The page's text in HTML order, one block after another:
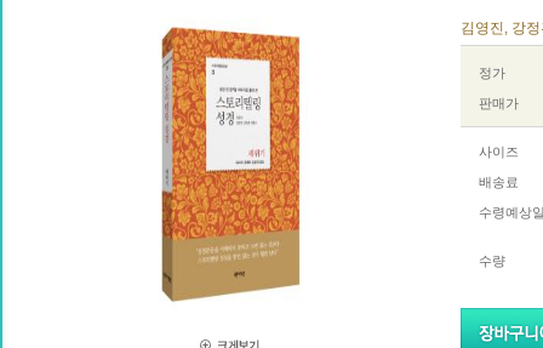
김영진, 강
정가
판매가
사이즈
배송료
수령예상
수량